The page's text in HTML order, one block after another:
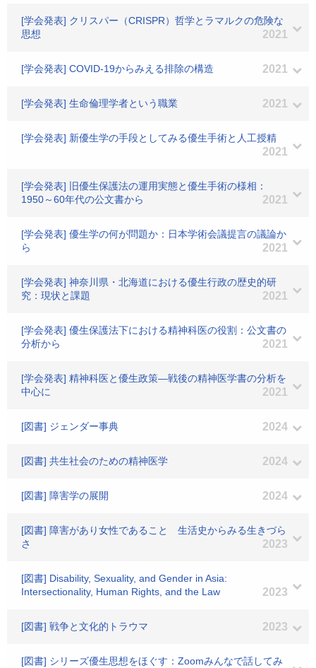
[学会発表] クリスパー（CRISPR）哲学とラマルクの危険な
思想
2021
[学会発表] COVID-19からみえる排除の構造 2021
[学会発表] 生命倫理学者という職業 2021
[学会発表] 新優生学の手段としてみる優生手術と人工授精
2021
[学会発表] 旧優生保護法の運用実態と優生手術の様相：
1950～60年代の公文書から
2021
[学会発表] 優生学の何が問題か：日本学術会議提言の議論か
ら
2021
[学会発表] 神奈川県・北海道における優生行政の歴史的研
究：現状と課題
2021
[学会発表] 優生保護法下における精神科医の役割：公文書の
分析から
2021
[学会発表] 精神科医と優生政策―戦後の精神医学書の分析を
中心に
2021
[図書] ジェンダー事典 2024
[図書] 共生社会のための精神医学 2024
[図書] 障害学の展開 2024
[図書] 障害があり女性であること 生活史からみる生きづら
さ
2023
[図書] Disability, Sexuality, and Gender in Asia:
Intersectionality, Human Rights, and the Law
2023
[図書] 戦争と文化的トラウマ 2023
[図書] シリーズ優生思想をほぐす：Zoomみんなで話してみ